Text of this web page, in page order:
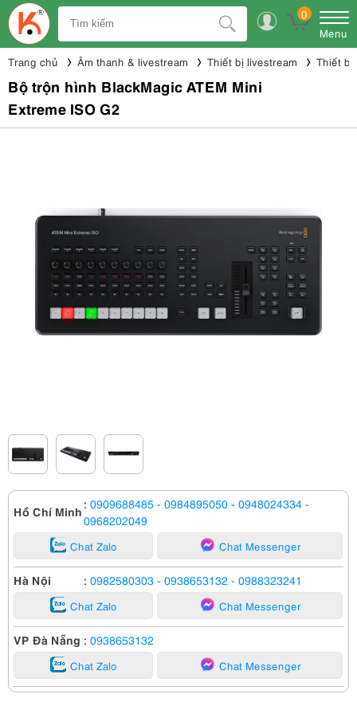
0
Menu
Trang chủ Âm thanh & livestream Thiết bị livestream Thiết bị
Bộ trộn hình BlackMagic ATEM Mini
Extreme ISO G2
Hồ Chí Minh : 0909688485 - 0984895050 - 0948024334 -
0968202049
Chat Zalo Chat Messenger
Hà Nội : 0982580303 - 0938653132 - 0988323241
Chat Zalo Chat Messenger
VP Đà Nẵng : 0938653132
Chat Zalo Chat Messenger